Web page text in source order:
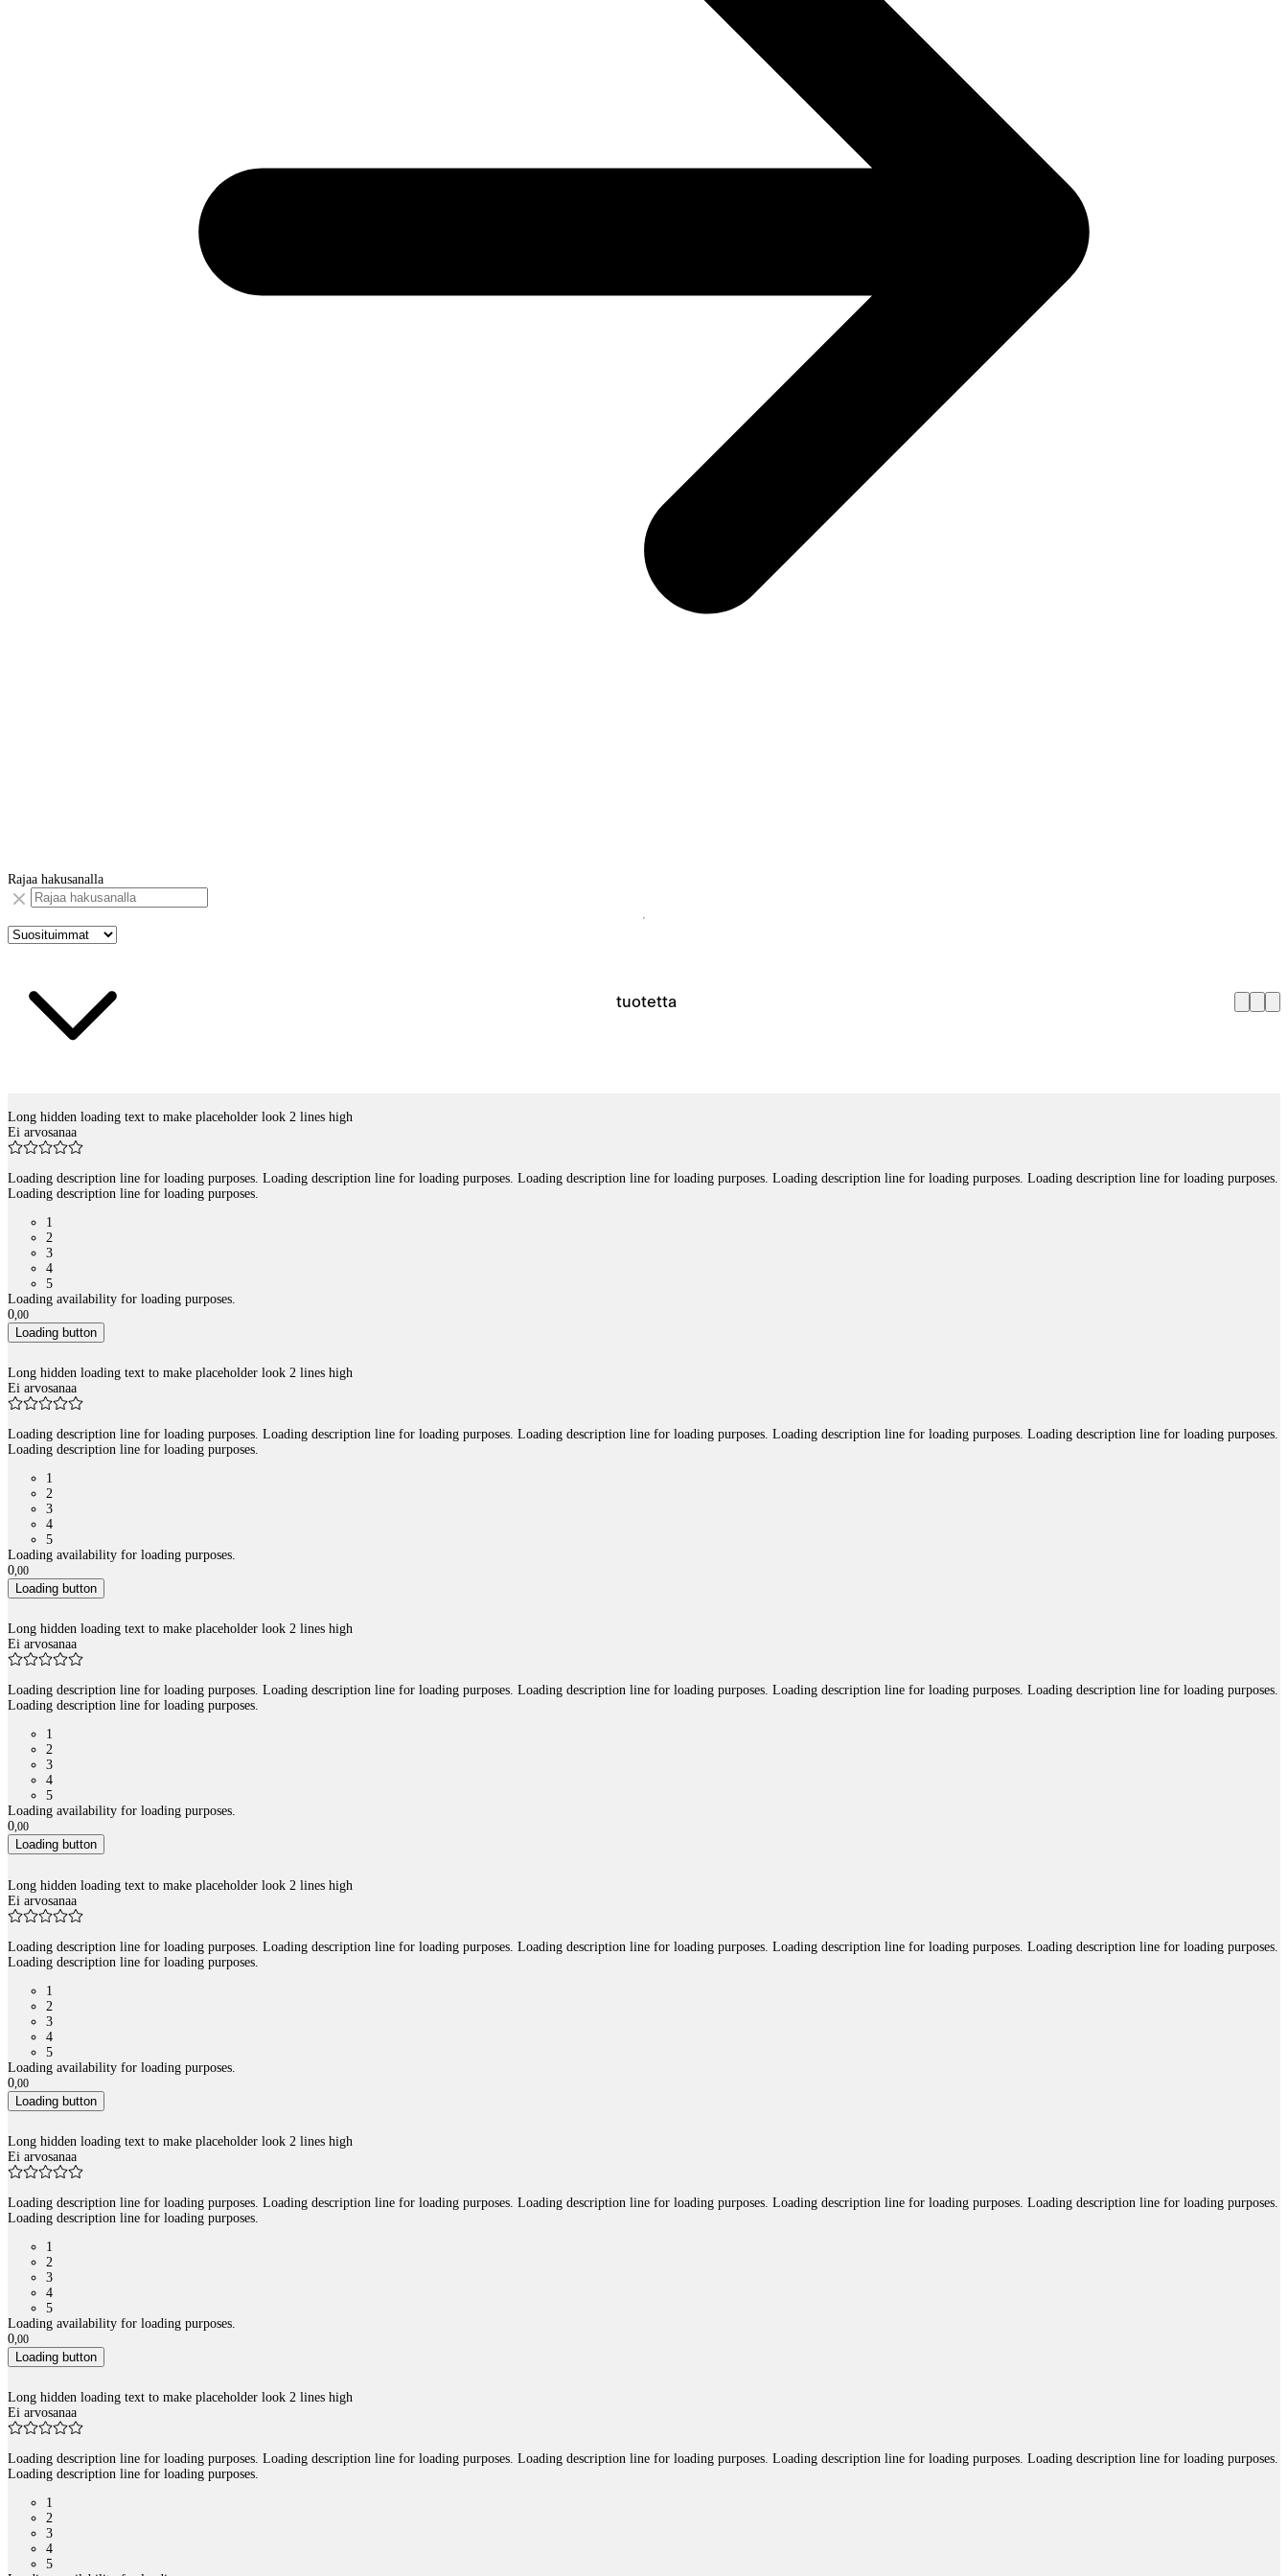
Rajaa hakusanalla
tuotetta
Tuotelistaus
Long hidden loading text to make placeholder look 2 lines high
Ei arvosanaa
Loading description line for loading purposes. Loading description line for loading purposes. Loading description line for loading purposes. Loading description line for loading purposes. Loading description line for loading purposes.
Loading description line for loading purposes.
1
2
3
4
5
Loading availability for loading purposes.
0 00
Loading button
Long hidden loading text to make placeholder look 2 lines high
Ei arvosanaa
Loading description line for loading purposes. Loading description line for loading purposes. Loading description line for loading purposes. Loading description line for loading purposes. Loading description line for loading purposes.
Loading description line for loading purposes.
1
2
3
4
5
Loading availability for loading purposes.
0,00
Loading button
Long hidden loading text to make placeholder look 2 lines high
Ei arvosanaa
Loading description line for loading purposes. Loading description line for loading purposes. Loading description line for loading purposes. Loading description line for loading purposes. Loading description line for loading purposes.
Loading description line for loading purposes.
1
2
3
4
5
Loading availability for loading purposes.
0,00
Loading button
Long hidden loading text to make placeholder look 2 lines high
Ei arvosanaa
Loading description line for loading purposes. Loading description line for loading purposes. Loading description line for loading purposes. Loading description line for loading purposes. Loading description line for loading purposes.
Loading description line for loading purposes.
1
2
3
4
5
Loading availability for loading purposes.
0,00
Loading button
Long hidden loading text to make placeholder look 2 lines high
Ei arvosanaa
Loading description line for loading purposes. Loading description line for loading purposes. Loading description line for loading purposes. Loading description line for loading purposes. Loading description line for loading purposes.
Loading description line for loading purposes.
1
2
3
4
5
Loading availability for loading purposes.
0,00
Loading button
Long hidden loading text to make placeholder look 2 lines high
Ei arvosanaa
Loading description line for loading purposes. Loading description line for loading purposes. Loading description line for loading purposes. Loading description line for loading purposes. Loading description line for loading purposes.
Loading description line for loading purposes.
1
2
3
4
5